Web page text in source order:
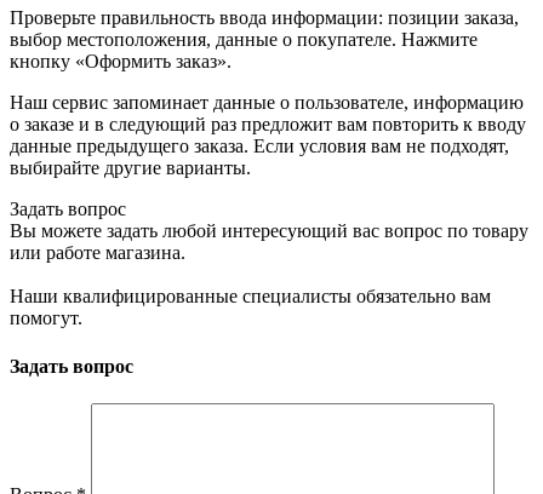
Проверьте правильность ввода информации: позиции заказа,
выбор местоположения, данные о покупателе. Нажмите
кнопку «Оформить заказ».
Наш сервис запоминает данные о пользователе, информацию
о заказе и в следующий раз предложит вам повторить к вводу
данные предыдущего заказа. Если условия вам не подходят,
выбирайте другие варианты.
Задать вопрос
Вы можете задать любой интересующий вас вопрос по товару
или работе магазина.
Наши квалифицированные специалисты обязательно вам
помогут.
Задать вопрос